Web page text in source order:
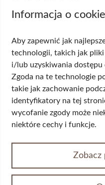
Cytologia płynna
HPV DNA HR 14 genotypów
Biopsja cienkoigłowa tarczycy
USG układu moczowego
Wskazania
Wypadanie włosów
Przerost piersi (ginekomastia)
Korekta płci
Żylaki kończyn dolnych
Nietrzymanie moczu
Informacja o
Aby zapewnić jak
technologii, takich jak
i/lub uzyskiwania
Zgoda na te technologie
takie jak zachowanie
identyfikatory na tej
wycofanie zgody może
niektóre cechy i funkcje.
Zobacz